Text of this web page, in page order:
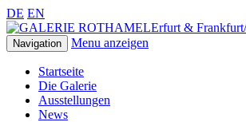
DE EN
Erfurt &
Navigation Menu anzeigen
Startseite
Die Galerie
Ausstellungen
News